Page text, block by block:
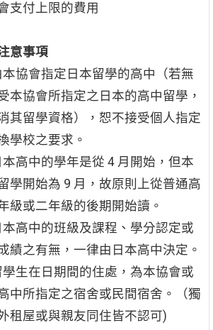
支付上限的費用
意事項
本協會指定日本留學的高中（若無
本協會所指定之日本的高中留學，
其留學資格），恕不接受個人指定
學校之要求。
本高中的學年是從 4 月開始，但本
學開始為 9 月，故原則上從普通高
級或二年級的後期開始讀。
本高中的班級及課程、學分認定或
績之有無，一律由日本高中決定。
學生在日期間的住處，為本協會或
中所指定之宿舍或民間宿舍。（獨
租屋或與親友同住皆不認可)